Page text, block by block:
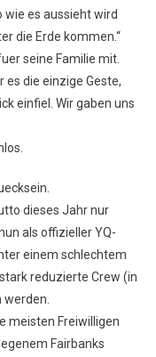
wie es aussieht wird
die Erde kommen.“
seine Familie mit.
es die einzige Geste,
einfiel. Wir gaben uns
dieses Jahr nur
als offizieller YQ-
einem schlechtem
reduzierte Crew (in
meisten Freiwilligen
Fairbanks